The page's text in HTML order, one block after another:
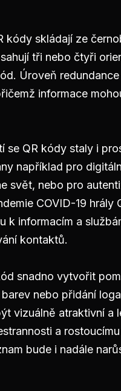
kódy skládají ze
tři nebo čtyři
Úroveň
informace
se QR kódy staly i
například pro
svět, nebo pro
COVID-19 hrály
k informacím a
kontaktů.
snadno vytvořit
nebo přidání
vizuálně atraktivní
a
bude i nadále